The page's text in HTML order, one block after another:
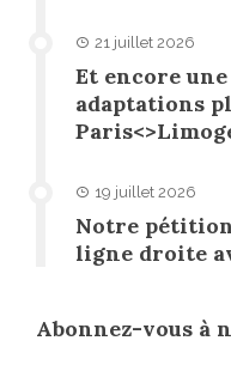
21 juillet 2026
Et encore
adaptations
19 juillet 2026
Notre
ligne droite
Abonnez-vous à